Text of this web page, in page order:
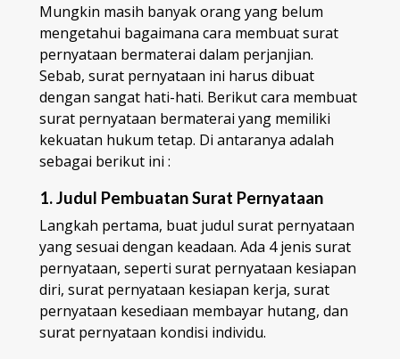
Mungkin masih banyak orang yang belum
mengetahui bagaimana cara membuat surat
pernyataan bermaterai dalam perjanjian.
Sebab, surat pernyataan ini harus dibuat
dengan sangat hati-hati. Berikut cara membuat
surat pernyataan bermaterai yang memiliki
kekuatan hukum tetap. Di antaranya adalah
sebagai berikut ini :
1. Judul Pembuatan Surat Pernyataan
Langkah pertama, buat judul surat pernyataan
yang sesuai dengan keadaan. Ada 4 jenis surat
pernyataan, seperti surat pernyataan kesiapan
diri, surat pernyataan kesiapan kerja, surat
pernyataan kesediaan membayar hutang, dan
surat pernyataan kondisi individu.